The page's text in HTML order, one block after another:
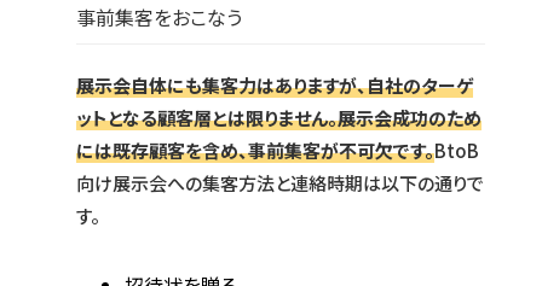
事前集客をおこなう
展示会自体にも集客力はありますが、自社のターゲ
ットとなる顧客層とは限りません。展示会成功のため
には既存顧客を含め、事前集客が不可欠です。BtoB
向け展示会への集客方法と連絡時期は以下の通りで
す。